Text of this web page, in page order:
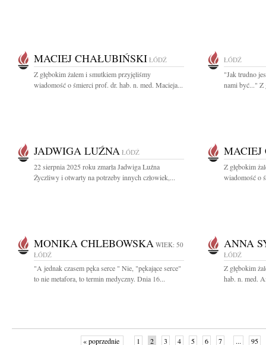
MACIEJ CHAŁUBIŃSKI ŁÓDŹ
Z głębokim żalem i smutkiem przyjęliśmy
wiadomość o śmierci prof. dr. hab. n. med. Macieja...
ŁÓDŹ
"Jak trudno
nami być..." Z
JADWIGA LUŹNA ŁÓDŹ
22 sierpnia 2025 roku zmarła Jadwiga Luźna
Życzliwy i otwarty na potrzeby innych człowiek,...
Z głębokim
wiadomość o
MONIKA CHLEBOWSKA WIEK: 50
ŁÓDŹ
"A jednak czasem pęka serce " Nie, "pękające serce"
to nie metafora, to termin medyczny. Dnia 16...
ANNA
ŁÓDŹ
Z głębokim
hab. n. med.
« poprzednie 1 2 3 4 5 6 7 ... 95